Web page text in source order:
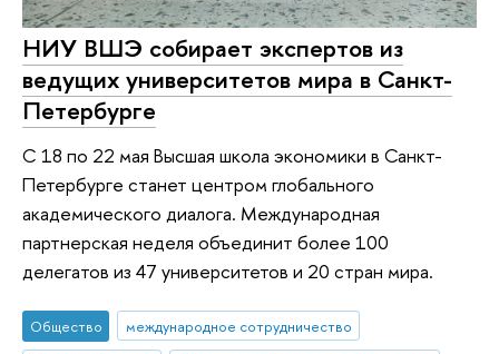
НИУ ВШЭ собирает экспертов из
ведущих университетов мира в Санкт-
Петербурге
С 18 по 22 мая Высшая школа экономики в Санкт-
Петербурге станет центром глобального
академического диалога. Международная
партнерская неделя объединит более 100
делегатов из 47 университетов и 20 стран мира.
Общество
международное сотрудничество